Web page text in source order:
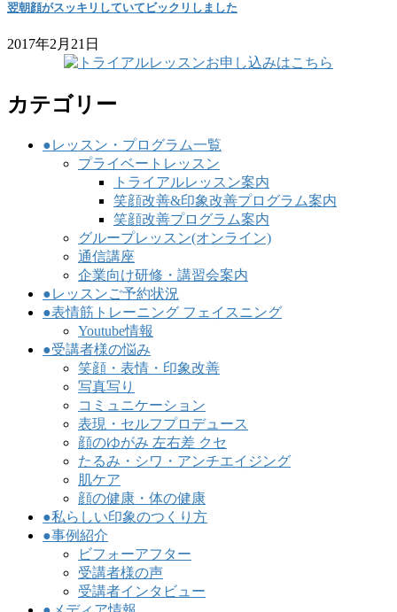
翌朝顔がスッキリしていてビックリしました
2017年2月21日
カテゴリー
●レッスン・プログラム一覧
プライベートレッスン
トライアルレッスン案内
笑顔改善&印象改善プログラム案内
笑顔改善プログラム案内
グループレッスン(オンライン)
通信講座
企業向け研修・講習会案内
●レッスンご予約状況
●表情筋トレーニング フェイスニング
Youtube情報
●受講者様の悩み
笑顔・表情・印象改善
写真写り
コミュニケーション
表現・セルフプロデュース
顔のゆがみ 左右差 クセ
たるみ・シワ・アンチエイジング
肌ケア
顔の健康・体の健康
●私らしい印象のつくり方
●事例紹介
ビフォーアフター
受講者様の声
受講者インタビュー